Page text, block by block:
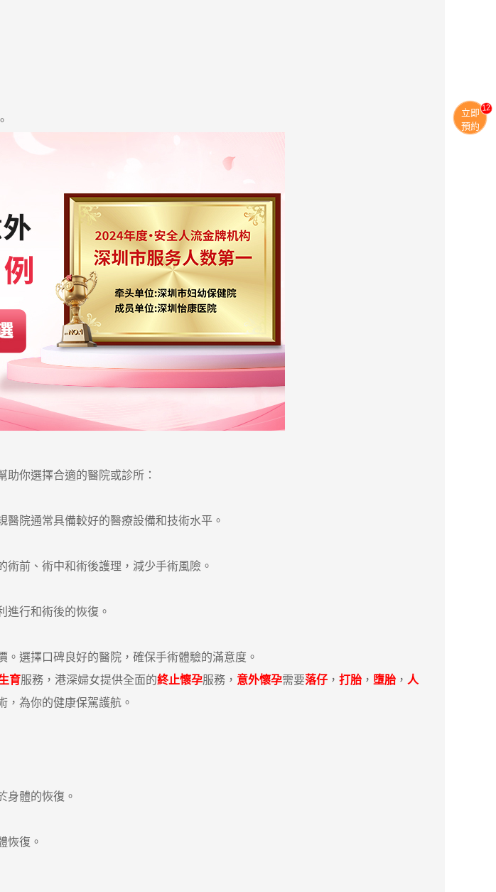
你選擇合適的醫院或診所：
院通常具備較好的醫療設備和技術水平。
前、術中和術後護理，減少手術風險。
行和術後的恢復。
選擇口碑良好的醫院，確保手術體驗的滿意度。
育服務，港深婦女提供全面的終止懷孕服務， 意外懷孕需要落仔 ， 打胎 ， 墮胎 ， 人
，為你的健康保駕護航。
體的恢復。
恢復。
立即
預約
13